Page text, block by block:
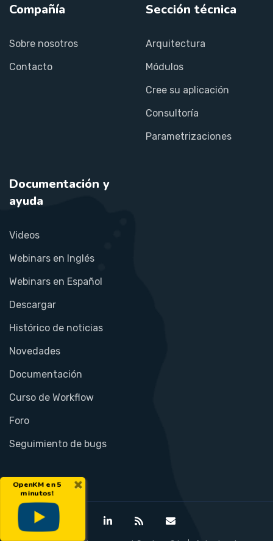
Compañía
Sobre nosotros
Contacto
Sección técnica
Arquitectura
Módulos
Cree su aplicación
Consultoría
Parametrizaciones
Documentación y
ayuda
Videos
Webinars en Inglés
Webinars en Español
Descargar
Histórico de noticias
Novedades
Documentación
Curso de Workflow
Foro
Seguimiento de bugs
×
OpenKM en 5
minutos!